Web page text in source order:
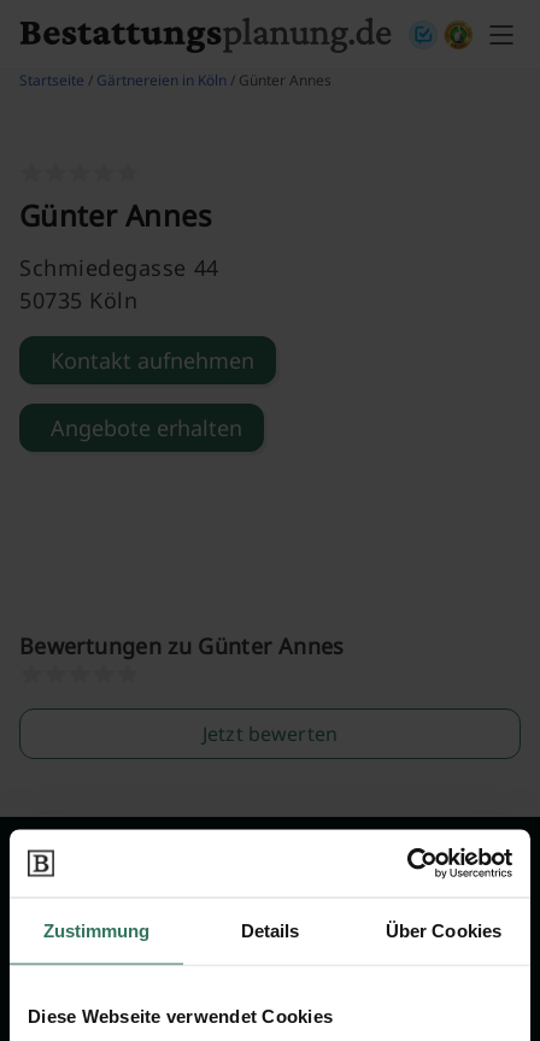
Zustimmung Details Über Cookies
Diese Webseite verwendet Cookies
Startseite / Gärtnereien in Köln / Günter Annes
Günter Annes
Schmiedegasse 44
50735 Köln
Kontakt aufnehmen
Angebote erhalten
Bewertungen zu Günter Annes
Jetzt bewerten
Wir sind Ihr Ansprechpartner rund
um das Thema Bestattung &
Vorsorge.
Jetzt beraten lassen